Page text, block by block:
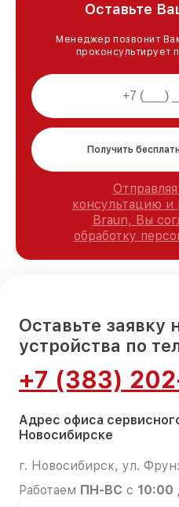
Оставьте
Менеджер позвонит
проконсультирует
Получить
консультацию и
Braun, Вы
обработку
Оставьте заявку
устройства по
+7 (383)
Адрес офиса
Новосибирске
г. Новосибирск, ул.
Работаем ПН-ВС с 10:00